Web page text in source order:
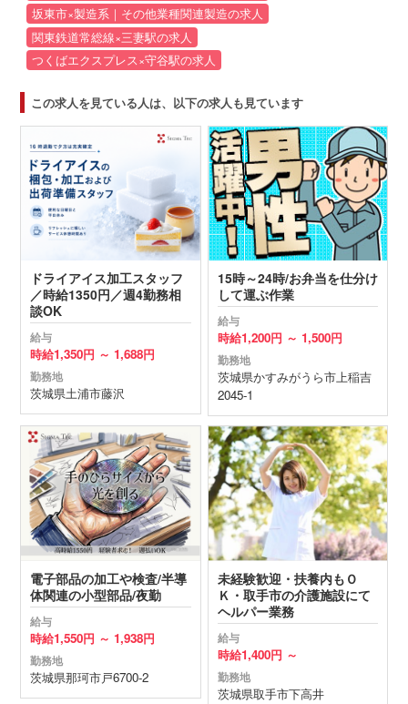
坂東市×製造系｜その他業種関連製造の求人
関東鉄道常総線×三妻駅の求人
つくばエクスプレス×守谷駅の求人
この求人を見ている人は、以下の求人も見ています
ドライアイス加工スタッフ
／時給1350円／週4勤務相
談OK
給与
時給1,350円 ～ 1,688円
勤務地
茨城県土浦市藤沢
15時～24時/お弁当を仕分け
して運ぶ作業
給与
時給1,200円 ～ 1,500円
勤務地
茨城県かすみがうら市上稲吉
2045-1
電子部品の加工や検査/半導
体関連の小型部品/夜勤
給与
時給1,550円 ～ 1,938円
勤務地
茨城県那珂市戸6700-2
未経験歓迎・扶養内もＯ
Ｋ・取手市の介護施設にて
ヘルパー業務
給与
時給1,400円 ～
勤務地
茨城県取手市下高井